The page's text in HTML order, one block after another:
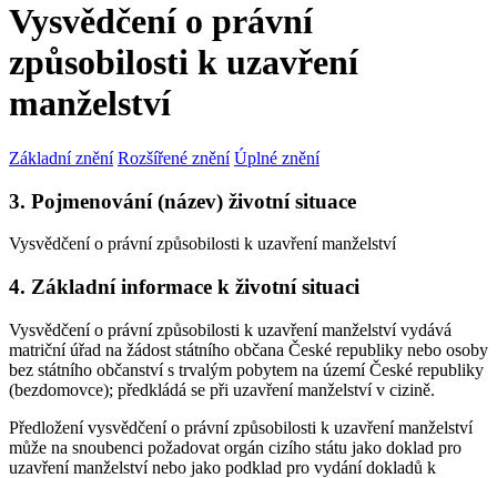
Vysvědčení o právní
způsobilosti k uzavření
manželství
Základní znění Rozšířené znění Úplné znění
3. Pojmenování (název) životní situace
Vysvědčení o právní způsobilosti k uzavření manželství
4. Základní informace k životní situaci
Vysvědčení o právní způsobilosti k uzavření manželství vydává
matriční úřad na žádost státního občana České republiky nebo osoby
bez státního občanství s trvalým pobytem na území České republiky
(bezdomovce); předkládá se při uzavření manželství v cizině.
Předložení vysvědčení o právní způsobilosti k uzavření manželství
může na snoubenci požadovat orgán cizího státu jako doklad pro
uzavření manželství nebo jako podklad pro vydání dokladů k